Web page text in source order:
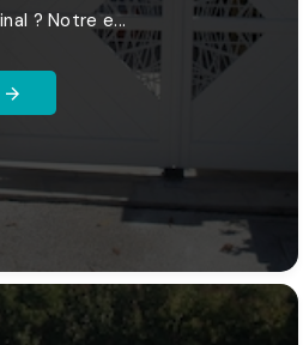
? Notre e...